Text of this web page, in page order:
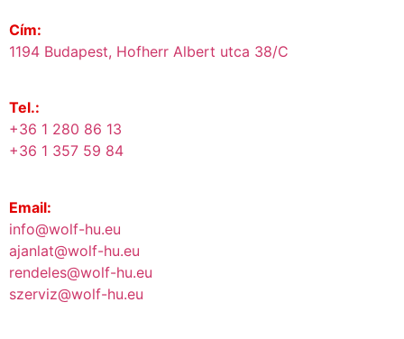
Cím:
1194 Budapest, Hofherr Albert utca 38/C
Tel.:
+36 1 280 86 13
+36 1 357 59 84
Email:
info@wolf-hu.eu
ajanlat@wolf-hu.eu
rendeles@wolf-hu.eu
szerviz@wolf-hu.eu